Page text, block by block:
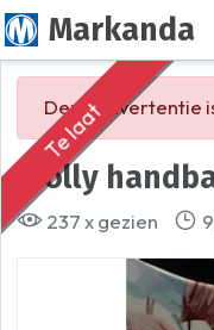
Markanda
Te laat
Deze advertentie
Trolly
237 x gezien